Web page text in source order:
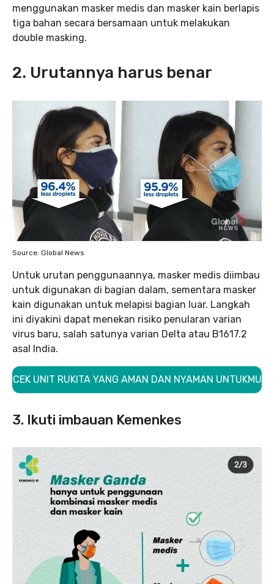
menggunakan masker medis dan masker kain berlapis
tiga bahan secara bersamaan untuk melakukan
double masking.
2. Urutannya harus benar
Source: Global News
Untuk urutan penggunaannya, masker medis diimbau
untuk digunakan di bagian dalam, sementara masker
kain digunakan untuk melapisi bagian luar. Langkah
ini diyakini dapat menekan risiko penularan varian
virus baru, salah satunya varian Delta atau B1617.2
asal India.
CEK UNIT RUKITA YANG AMAN DAN NYAMAN UNTUKMU
3. Ikuti imbauan Kemenkes